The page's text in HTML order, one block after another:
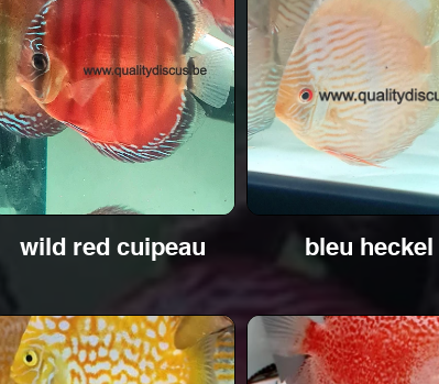
wild red cuipeau bleu heckel